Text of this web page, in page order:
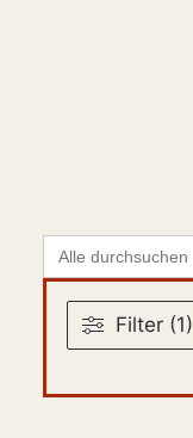
Search
for:
Filter (1)